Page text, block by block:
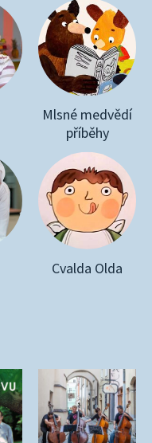
Mlsné medvědí
příběhy
Cvalda Olda